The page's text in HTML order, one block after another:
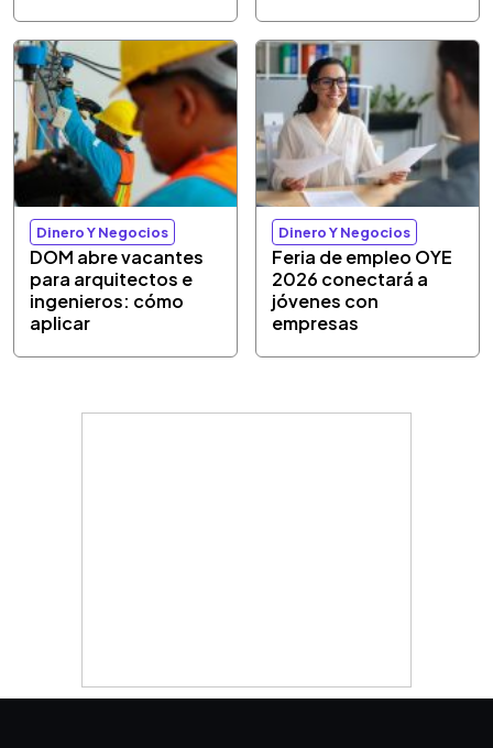
Dinero Y Negocios
DOM abre vacantes
para arquitectos e
ingenieros: cómo
aplicar
Dinero Y Negocios
Feria de empleo OYE
2026 conectará a
jóvenes con
empresas